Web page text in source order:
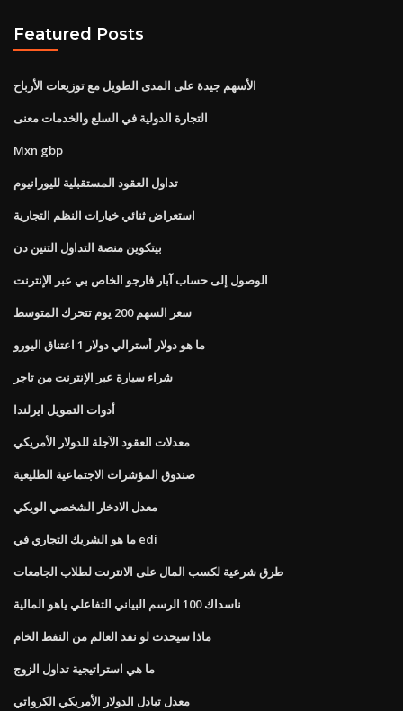
Featured Posts
الأسهم جيدة على المدى الطويل مع توزيعات الأرباح
التجارة الدولية في السلع والخدمات معنى
Mxn gbp
تداول العقود المستقبلية لليورانيوم
استعراض ثنائي خيارات النظم التجارية
بيتكوين منصة التداول التنين دن
الوصول إلى حساب آبار فارجو الخاص بي عبر الإنترنت
سعر السهم 200 يوم تتحرك المتوسط
ما هو دولار أسترالي دولار 1 اعتناق اليورو
شراء سيارة عبر الإنترنت من تاجر
أدوات التمويل ايرلندا
معدلات العقود الآجلة للدولار الأمريكي
صندوق المؤشرات الاجتماعية الطليعية
معدل الادخار الشخصي الويكي
ما هو الشريك التجاري في edi
طرق شرعية لكسب المال على الانترنت لطلاب الجامعات
ناسداك 100 الرسم البياني التفاعلي ياهو المالية
ماذا سيحدث لو نفد العالم من النفط الخام
ما هي استراتيجية تداول الزوج
معدل تبادل الدولار الأمريكي الكرواتي